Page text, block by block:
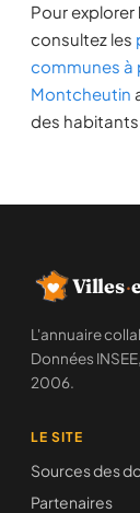
Pour explorer
consultez les
communes à
Montcheutin
des
Villes·
L'annuaire
Données
2006.
LE SITE
Sources des
Partenaires